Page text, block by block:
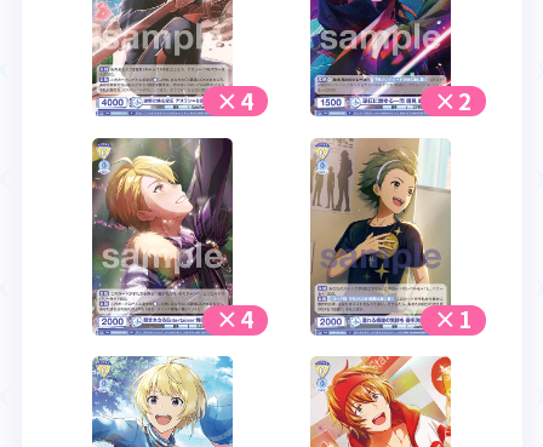
×4 ×2
×4 ×1